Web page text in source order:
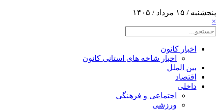
پنجشنبه / ۱۵ مرداد / ۱۴۰۵
×
اخبار کانون
اخبار شاخه های استانی کانون
بین الملل
اقتصاد
داخلی
اجتماعی و فرهنگی
ورزشی